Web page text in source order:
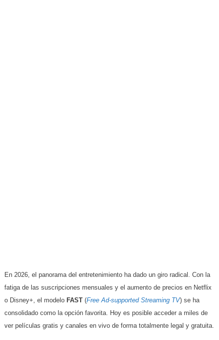
En 2026, el panorama del entretenimiento ha dado un giro radical. Con la
fatiga de las suscripciones mensuales y el aumento de precios en Netflix
o Disney+, el modelo FAST(Free Ad-supported Streaming TV) se ha
consolidado como la opción favorita. Hoy es posible acceder a miles de
ver películas gratis y canales en vivo de forma totalmente legal y gratuita.